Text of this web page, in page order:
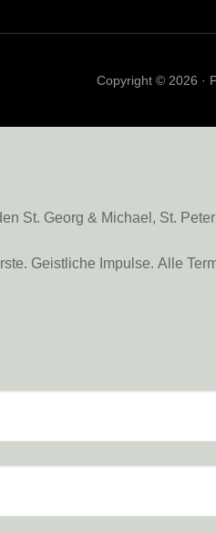
Copyright © 2026 ·
St. Georg & Michael, St.
Geistliche Impulse. Alle